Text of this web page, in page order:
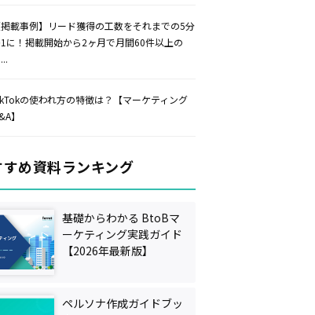
掲載事例】リード獲得の工数をそれまでの5分
に！掲載開始から2ヶ月で月間60件以上の
の使われ方の特徴は？【マーケティング
】
すめ資料ランキング
基礎からわかる BtoBマ
ーケティング実践ガイド
【2026年最新版】
ペルソナ作成ガイドブッ